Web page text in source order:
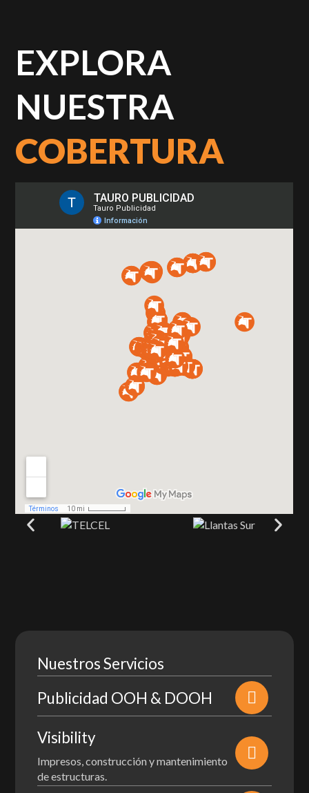
EXPLORA
NUESTRA
COBERTURA
Nuestros Servicios
Publicidad OOH & DOOH
Visibility
Impresos, construcción y mantenimiento
de estructuras.